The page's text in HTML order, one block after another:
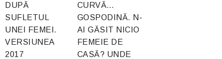
DUPĂ
SUFLETUL
UNEI FEMEI.
VERSIUNEA
2017
CURVĂ…
GOSPODINĂ. N-
AI GĂSIT NICIO
FEMEIE DE
CASĂ? UNDE